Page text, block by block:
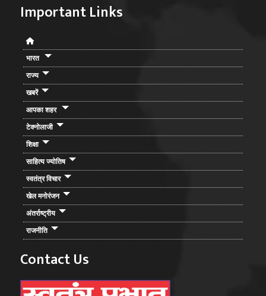
Important Links
भारत
राज्य
खबरें
आपका शहर
टेक्नोलाजी
शिक्षा
साहित्य ज्योतिष
स्वतंत्र विचार
खेल मनोरंजन
अंतर्राष्ट्रीय
राजनीति
Contact Us